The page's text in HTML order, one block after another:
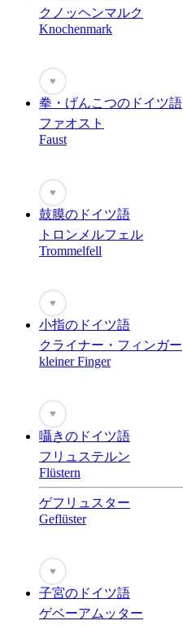
クノッヘンマルク
Knochenmark
♥
拳・げんこつのドイツ語
ファオスト
Faust
♥
鼓膜のドイツ語
トロンメルフェル
Trommelfell
♥
小指のドイツ語
クライナー・フィンガー
kleiner Finger
♥
囁きのドイツ語
フリュステルン
Flüstern
ゲフリュスター
Geflüster
♥
子宮のドイツ語
ゲベーアムッター